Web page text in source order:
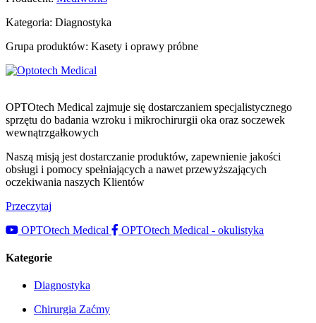
Kategoria: Diagnostyka
Grupa produktów: Kasety i oprawy próbne
OPTOtech Medical zajmuje się dostarczaniem specjalistycznego
sprzętu do badania wzroku i mikrochirurgii oka oraz soczewek
wewnątrzgałkowych
Naszą misją jest dostarczanie produktów, zapewnienie jakości
obsługi i pomocy spełniających a nawet przewyższających
oczekiwania naszych Klientów
Przeczytaj
OPTOtech Medical
OPTOtech Medical - okulistyka
Kategorie
Diagnostyka
Chirurgia Zaćmy